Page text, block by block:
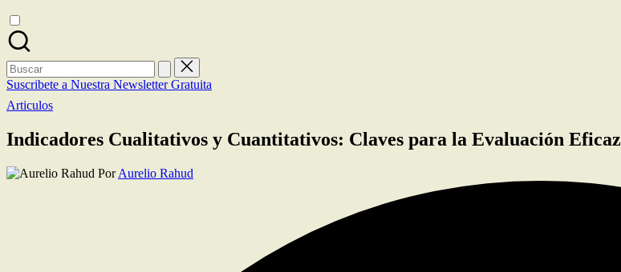
Buscar:
Suscribete a Nuestra Newsletter Gratuita
Publicada
Articulos
Indicadores Cualitativos y Cuantitativos: Claves para la Evaluación Eficaz
Publicado
PorAurelio Rahud